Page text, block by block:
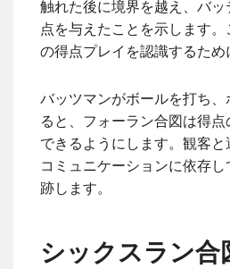
触れた後に境界を越え、バ
点を与えたことを示します
の得点プレイを認識するため
バッツマンがボールを打ち
ると、フォーラン合図は得
できるようにします。観客
コミュニケーションに依存
跡します。
シックスラン合